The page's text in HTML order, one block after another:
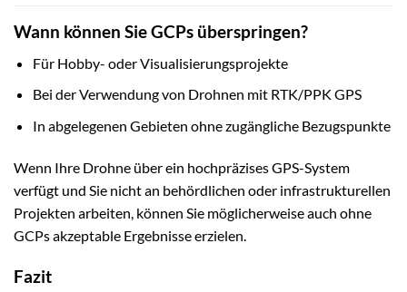
Wann können Sie GCPs überspringen?
Für Hobby- oder Visualisierungsprojekte
Bei der Verwendung von Drohnen mit RTK/PPK GPS
In abgelegenen Gebieten ohne zugängliche Bezugspunkte
Wenn Ihre Drohne über ein hochpräzises GPS-System
verfügt und Sie nicht an behördlichen oder infrastrukturellen
Projekten arbeiten, können Sie möglicherweise auch ohne
GCPs akzeptable Ergebnisse erzielen.
Fazit